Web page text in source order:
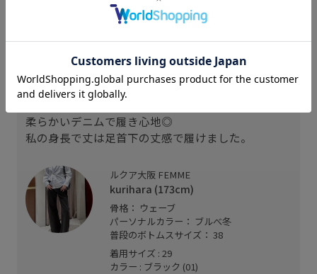
スタッフレビュー
ローウエストで着用。
腰張りの私でジャストサイズでした。
柔らかいデニムで履き心地◎
私の身長で丈は足首下の丈感で履けました。
ルクア大阪 FEMME
kurihara (173cm)
骨格： ウェーブ
パーソナルカラー： ブルべ冬
普段のボトムスサイズ： 38
着用サイズ : 29
カラー : ブラック (01)